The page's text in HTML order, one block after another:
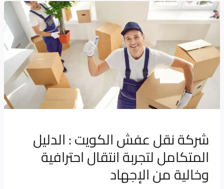
شركة نقل عفش الكويت : الدليل
المتكامل لتجربة انتقال احترافية
وخالية من الإجهاد
شركة
نقل
عفش
الكويت
الدليل
المتكامل
لتجربة
احترافية
وخالية
الإجهاد